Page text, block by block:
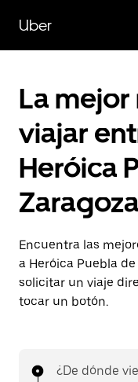
contenido
principal
Uber
La
viajar
Heróica
Zaragoza
Encuentra las
a Heróica Puebla
solicitar un viaje
tocar un botón.
¿De dónde